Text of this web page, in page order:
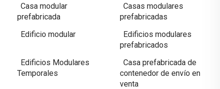
Casa modular
prefabricada
Casas modulares
prefabricadas
Edificio modular
Edificios modulares
prefabricados
Edificios Modulares
Temporales
Casa prefabricada de
contenedor de envío en
venta